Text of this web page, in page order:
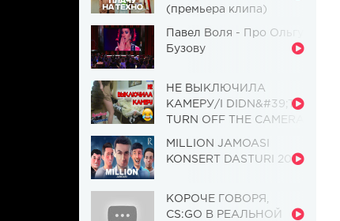
(премьера клипа)
Павел Воля - Про Ольгу
Бузову
НЕ ВЫКЛЮЧИЛА
КАМЕРУ/I DIDN&#39;T
TURN OFF THE CAMERA
Чудовище] (Выпуск 110)
MILLION JAMOASI
KONSERT DASTURI 2019
КОРОЧЕ ГОВОРЯ,
CS:GO В РЕАЛЬНОЙ